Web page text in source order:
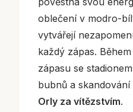
oblečení v modro-
vytvářejí
každý zápas.
zápasu se
bubnů a skandování
Orly za vítězstvím.